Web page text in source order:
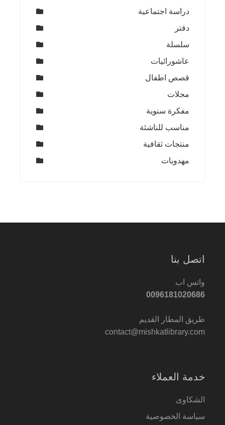
دراسة اجتماعية
دفتر
سلسلة
عاشورائيات
قصص اطفال
مجلات
مفكرة سنوية
مناسب للناشئة
منتجات ثقافية
مهدويات
اتصل بنا
واتس اب
0096181020686
طريق المطار القديم
contact@mishkatlibrary.com
خدمة العملاء
الشكاوى
سياسة الخصوصية